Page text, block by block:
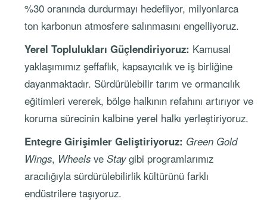
%30 oranında durdurmayı hedefliyor, milyonlarca
ton karbonun atmosfere salınmasını engelliyoruz.
Yerel Toplulukları Güçlendiriyoruz: Kamusal
yaklaşımımız şeffaflık, kapsayıcılık ve iş birliğine
dayanmaktadır. Sürdürülebilir tarım ve ormancılık
eğitimleri vererek, bölge halkının refahını artırıyor ve
koruma sürecinin kalbine yerel halkı yerleştiriyoruz.
Entegre Girişimler Geliştiriyoruz: Green Gold
Wings, Wheels veStaygibi programlarımız
aracılığıyla sürdürülebilirlik kültürünü farklı
endüstrilere taşıyoruz.